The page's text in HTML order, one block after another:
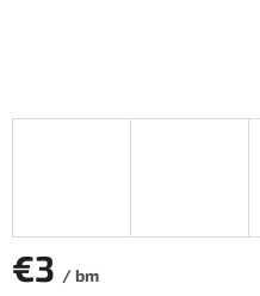
€3 / bm